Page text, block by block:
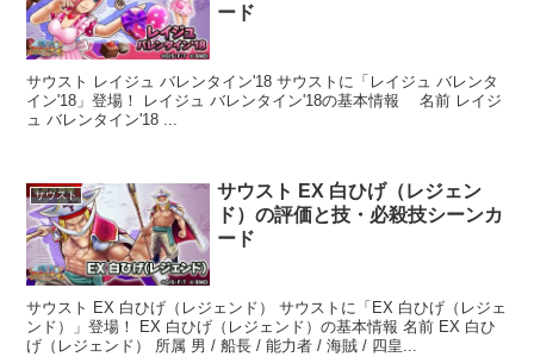
ード
サウスト レイジュ バレンタイン'18 サウストに「レイジュ バレンタ
イン'18」登場！ レイジュ バレンタイン'18の基本情報 名前 レイジ
ュ バレンタイン'18 ...
サウスト
サウスト EX 白ひげ（レジェン
ド）の評価と技・必殺技シーンカ
ード
サウスト EX 白ひげ（レジェンド） サウストに「EX 白ひげ（レジェ
ンド）」登場！ EX 白ひげ（レジェンド）の基本情報 名前 EX 白ひ
げ（レジェンド） 所属 男 / 船長 / 能力者 / 海賊 / 四皇...